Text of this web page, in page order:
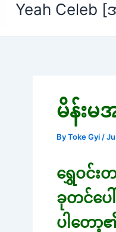
Yeah Celeb [
မိန်း
ByToke Gyi /
ရွှေဝင်
ခုတင်ပေ
ပါတေ